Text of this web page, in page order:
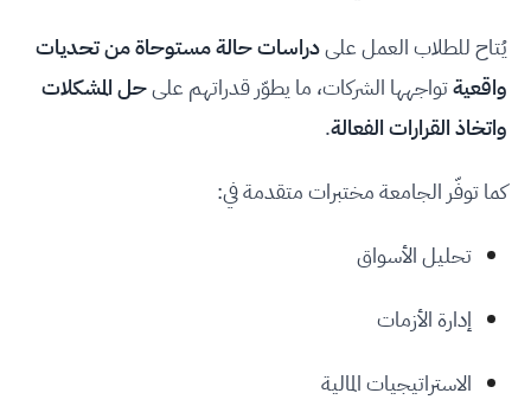
يُتاح للطلاب العمل علىدراسات حالة مستوحاة من تحديات
واقعيةتواجهها الشركات، ما يطوّر قدراتهم علىحل المشكلات
واتخاذ القرارات الفعالة.
كما توفّر الجامعة مختبرات متقدمة في:
تحليل الأسواق
إدارة الأزمات
الاستراتيجيات المالية